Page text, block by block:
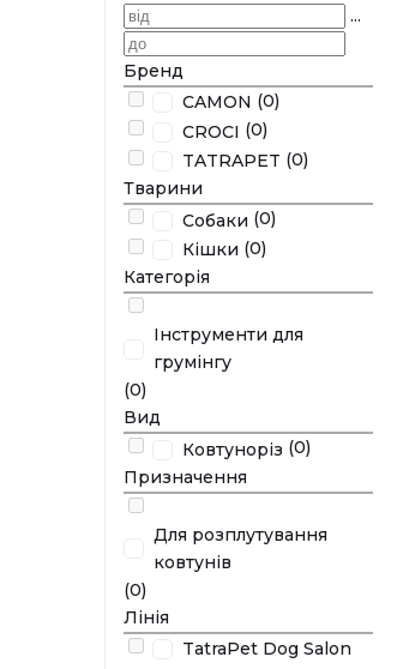
...
Бренд
CAMON (0)
CROCI (0)
TATRAPET (0)
Тварини
Собаки (0)
Кішки (0)
Категорія
Інструменти для
грумінгу
(0)
Вид
Ковтуноріз (0)
Призначення
Для розплутування
ковтунів
(0)
Лінія
TatraPet Dog Salon